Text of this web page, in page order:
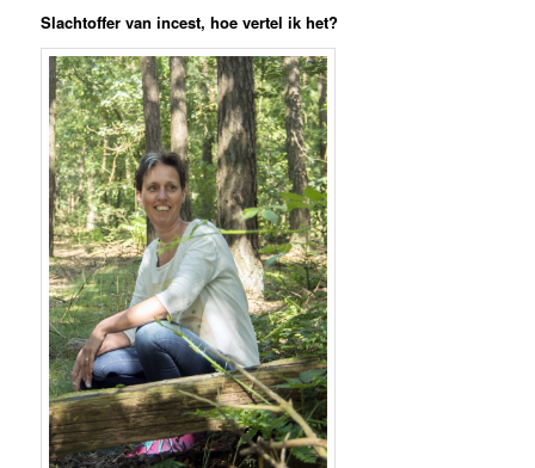
Slachtoffer van incest, hoe vertel ik het?